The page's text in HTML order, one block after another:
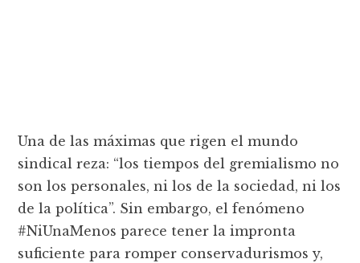
Una de las máximas que rigen el mundo
sindical reza: “los tiempos del gremialismo no
son los personales, ni los de la sociedad, ni los
de la política”. Sin embargo, el fenómeno
#NiUnaMenos parece tener la impronta
suficiente para romper conservadurismos y,